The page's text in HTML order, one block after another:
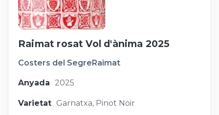
Raimat rosat Vol d'ànima 2025
Costers del SegreRaimat
Anyada 2025
Varietat Garnatxa, Pinot Noir